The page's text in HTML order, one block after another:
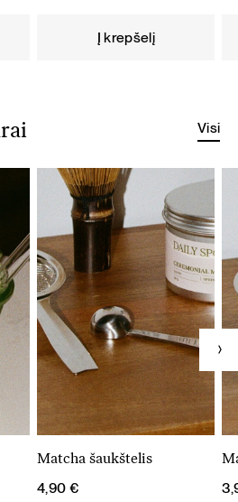
Į krepšelį
Visi
Matcha šaukštelis
4,90 €